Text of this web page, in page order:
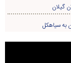
گیلان
به سیاهکل